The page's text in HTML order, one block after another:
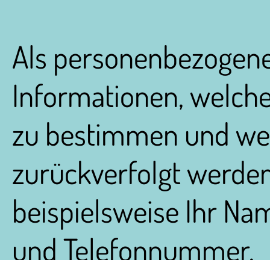
Als
Informationen,
zu bestimmen und
zurückverfolgt
beispielsweise Ihr
und Telefonnummer.